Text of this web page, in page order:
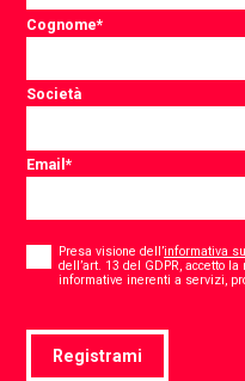
Cognome*
Società
Email*
Presa visione dell’informativa
dell’art. 13 del GDPR, accetto
informative inerenti a servizi,
Registrami